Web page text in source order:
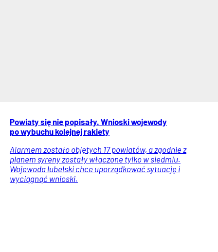
Powiaty się nie popisały. Wnioski wojewody
po wybuchu kolejnej rakiety
Alarmem zostało objętych 17 powiatów, a zgodnie z
planem syreny zostały włączone tylko w siedmiu.
Wojewoda lubelski chce uporządkować sytuację i
wyciągnąć wnioski.